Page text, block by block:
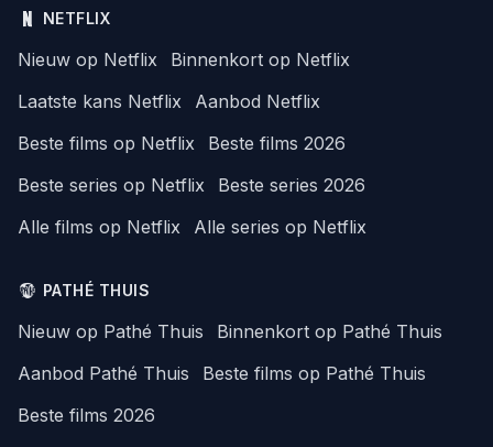
NETFLIX
Nieuw op Netflix
Binnenkort op Netflix
Laatste kans Netflix
Aanbod Netflix
Beste films op Netflix
Beste films 2026
Beste series op Netflix
Beste series 2026
Alle films op Netflix
Alle series op Netflix
PATHÉ THUIS
Nieuw op Pathé Thuis
Binnenkort op Pathé Thuis
Aanbod Pathé Thuis
Beste films op Pathé Thuis
Beste films 2026